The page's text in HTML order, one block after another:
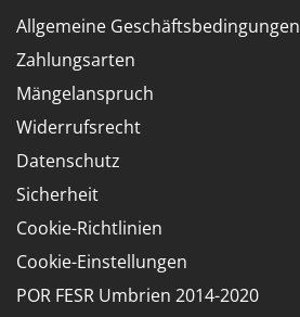
Spiralmac
Spyro
Stanley
Sunseeker
T
Tecla
TecnoGen
Allgemeine Geschäftsbedingungen
Zahlungsarten
Mängelanspruch
Widerrufsrecht
Datenschutz
Sicherheit
Cookie-Richtlinien
Cookie-Einstellungen
POR FESR Umbrien 2014-2020